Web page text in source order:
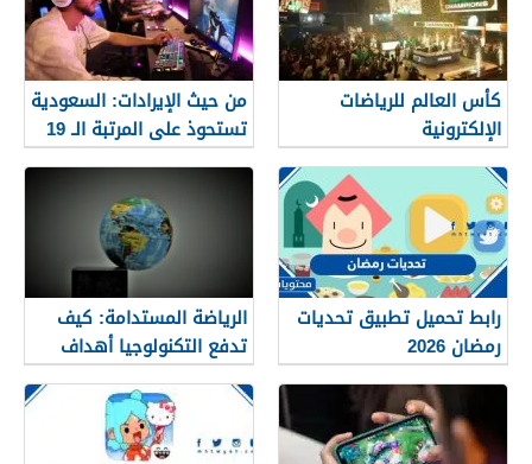
كأس العالم للرياضات
الإلكترونية
من حيث الإيرادات: السعودية
تستحوذ على المرتبة الـ 19
في قطاع الألعاب
الإلكترونية
رابط تحميل تطبيق تحديات
رمضان 2026
الرياضة المستدامة: كيف
تدفع التكنولوجيا أهداف
الحياد الكربوني